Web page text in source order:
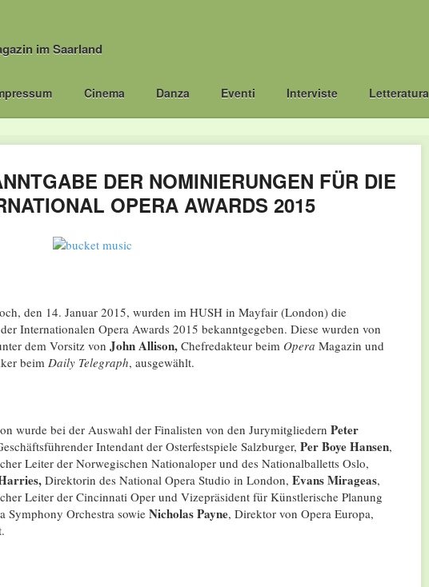
im Saarland
Cinema Danza Eventi Interviste Letteratura
DER NOMINIERUNGEN FÜR DIE
OPERA AWARDS 2015
den 14. Januar 2015, wurden im HUSH in Mayfair (London) die
Internationalen Opera Awards 2015 bekanntgegeben. Diese wurden von
dem Vorsitz von John Allison, Chefredakteur beim Opera Magazin und
beim Daily Telegraph, ausgewählt.
wurde bei der Auswahl der Finalisten von den Jurymitgliedern Peter
Intendant der Osterfestspiele Salzburger, Per Boye Hansen,
Leiter der Norwegischen Nationaloper und des Nationalballetts Oslo,
Direktorin des National Opera Studio in London, Evans Mirageas,
Leiter der Cincinnati Oper und Vizepräsident für Künstlerische Planung
Symphony Orchestra sowieNicholas Payne, Direktor von Opera Europa,